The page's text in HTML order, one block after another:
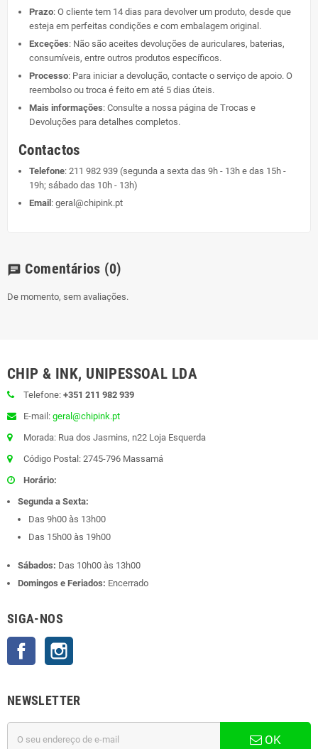
Prazo: O cliente tem 14 dias para devolver um produto, desde que
esteja em perfeitas condições e com embalagem original.
Exceções: Não são aceites devoluções de auriculares, baterias,
consumíveis, entre outros produtos específicos.
Processo: Para iniciar a devolução, contacte o serviço de apoio. O
reembolso ou troca é feito em até 5 dias úteis.
Mais informações: Consulte a nossa página de Trocas e
Devoluções para detalhes completos.
Contactos
Telefone: 211 982 939 (segunda a sexta das 9h - 13h e das 15h -
19h; sábado das 10h - 13h)
Email : geral@chipink.pt
chat Comentários (0)
De momento, sem avaliações.
CHIP & INK, UNIPESSOAL LDA
Telefone: +351 211 982 939
E-mail: geral@chipink.pt
Morada: Rua dos Jasmins, n22 Loja Esquerda
Código Postal: 2745-796 Massamá
Horário:
Segunda a Sexta:
Das 9h00 às 13h00
Das 15h00 às 19h00
Sábados: Das 10h00 às 13h00
Domingos e Feriados: Encerrado
SIGA-NOS
Facebook
NEWSLETTER
OK